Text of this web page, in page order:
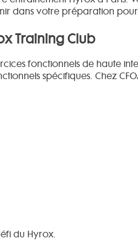
dans votre préparation
Training Club
fonctionnels de haute
spécifiques. Chez
du Hyrox.